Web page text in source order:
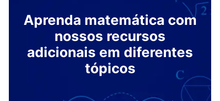
Aprenda matemática com
nossos recursos
adicionais em diferentes
tópicos